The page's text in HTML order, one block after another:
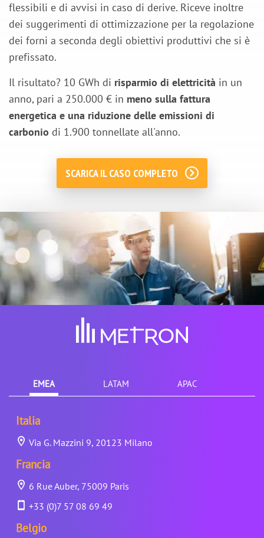
flessibili e di avvisi in caso di derive. Riceve inoltre
dei suggerimenti di ottimizzazione per la regolazione
dei forni a seconda degli obiettivi produttivi che si è
prefissato.
Il risultato? 10 GWh di risparmio di elettricità in un
anno, pari a 250.000 € in meno sulla fattura
energetica e una riduzione delle emissioni di
carbonio di 1.900 tonnellate all'anno.
SCARICA IL CASO COMPLETO
EMEA LATAM APAC
Italia
Via G. Mazzini 9, 20123 Milano
Francia
6 Rue Auber, 75009 Paris
+33 (0)7 57 08 69 49
Belgio